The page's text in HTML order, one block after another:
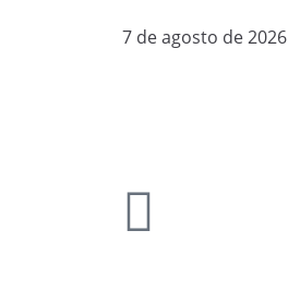
7 de agosto de 2026